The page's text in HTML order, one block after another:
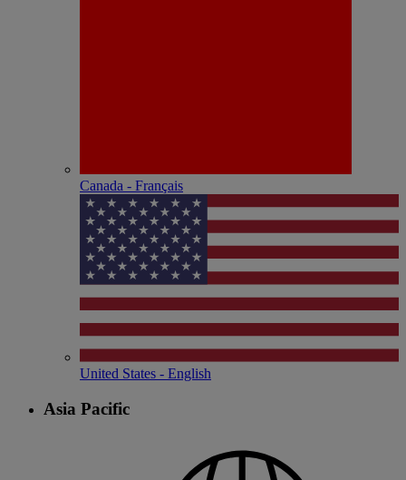
Canada - Français
United States - English
Asia Pacific